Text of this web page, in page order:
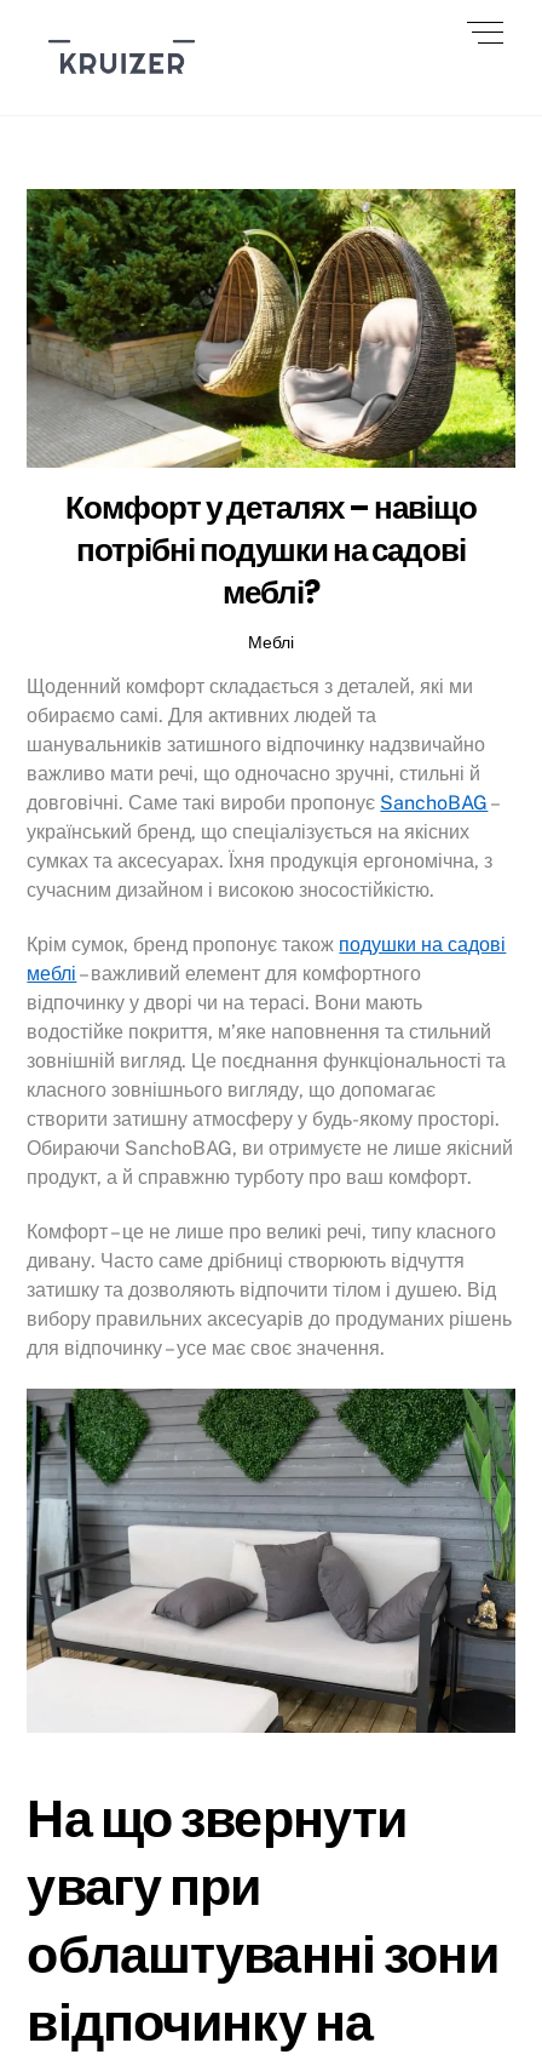
content
Комфорт у деталях – навіщо
потрібні подушки на садові
меблі?
Меблі
Щоденний комфорт складається з деталей, які ми
обираємо самі. Для активних людей та
шанувальників затишного відпочинку надзвичайно
важливо мати речі, що одночасно зручні, стильні й
довговічні. Саме такі вироби пропонує SanchoBAG –
український бренд, що спеціалізується на якісних
сумках та аксесуарах. Їхня продукція ергономічна, з
сучасним дизайном і високою зносостійкістю.
Крім сумок, бренд пропонує також подушки на садові
меблі – важливий елемент для комфортного
відпочинку у дворі чи на терасі. Вони мають
водостійке покриття, м’яке наповнення та стильний
зовнішній вигляд. Це поєднання функціональності та
класного зовнішнього вигляду, що допомагає
створити затишну атмосферу у будь-якому просторі.
Обираючи SanchoBAG, ви отримуєте не лише якісний
продукт, а й справжню турботу про ваш комфорт.
Комфорт – це не лише про великі речі, типу класного
дивану. Часто саме дрібниці створюють відчуття
затишку та дозволяють відпочити тілом і душею. Від
вибору правильних аксесуарів до продуманих рішень
для відпочинку – усе має своє значення.
На що звернути
увагу при
облаштуванні зони
відпочинку на